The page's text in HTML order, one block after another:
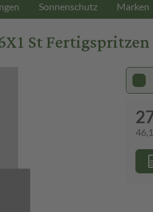
Sonnenschutz Marken
St Fertigspritzen